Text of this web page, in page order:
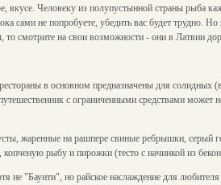
вкусе. Человеку из полупустынной страны рыба
сами не попробуете, убедить вас будет трудно.
то смотрите на свои возможности - они в Латвии
в основном предназначены для солидных
с ограниченными средствами может
жаренные на рашпере свиные ребрышки, серый
рыбу и пирожки (тесто с начинкой из
не "Баунти", но райское наслаждение для